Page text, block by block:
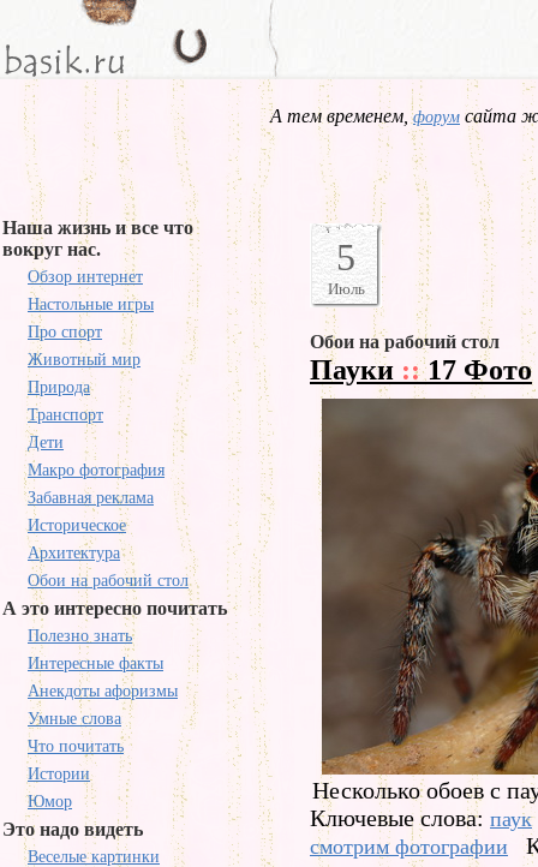
А тем временем,форум сайта
Наша жизнь и все что
вокруг нас.
Обзор интернет
Настольные игры
Про спорт
Животный мир
Природа
Транспорт
Дети
Макро фотография
Забавная реклама
Историческое
Архитектура
Обои на рабочий стол
А это интересно почитать
Полезно знать
Интересные факты
Анекдоты афоризмы
Умные слова
Что почитать
Истории
Юмор
Это надо видеть
Веселые картинки
5
Июль
Обои на рабочий стол
Пауки ::17 Фото
Несколько обоев с
Ключевые слова: паук
смотрим фотографии